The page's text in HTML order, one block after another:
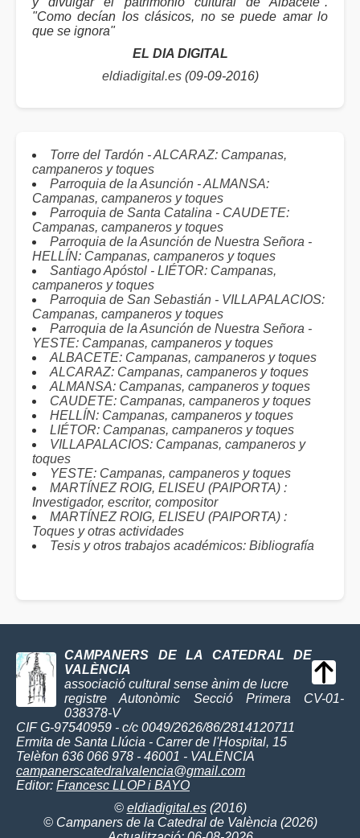
"Como decían los clásicos, no se puede amar lo
que se ignora"
EL DIA DIGITAL
eldiadigital.es(09-09-2016)
Torre del Tardón - ALCARAZ: Campanas,
campaneros y toques
Parroquia de la Asunción - ALMANSA:
Campanas, campaneros y toques
Parroquia de Santa Catalina - CAUDETE:
Campanas, campaneros y toques
Parroquia de la Asunción de Nuestra Señora -
HELLÍN: Campanas, campaneros y toques
Santiago Apóstol - LIÉTOR: Campanas,
campaneros y toques
Parroquia de San Sebastián - VILLAPALACIOS:
Campanas, campaneros y toques
Parroquia de la Asunción de Nuestra Señora -
YESTE: Campanas, campaneros y toques
ALBACETE: Campanas, campaneros y toques
ALCARAZ: Campanas, campaneros y toques
ALMANSA: Campanas, campaneros y toques
CAUDETE: Campanas, campaneros y toques
HELLÍN: Campanas, campaneros y toques
LIÉTOR: Campanas, campaneros y toques
VILLAPALACIOS: Campanas, campaneros y
toques
YESTE: Campanas, campaneros y toques
MARTÍNEZ ROIG, ELISEU (PAIPORTA) :
Investigador, escritor, compositor
MARTÍNEZ ROIG, ELISEU (PAIPORTA) :
Toques y otras actividades
Tesis y otros trabajos académicos: Bibliografía
CAMPANERS DE LA CATEDRAL DE
VALÈNCIA
associació cultural sense ànim de lucre
registre Autonòmic Secció Primera CV-01-
038378-V
CIF G-97540959 - c/c 0049/2626/86/2814120711
Ermita de Santa Llúcia - Carrer de l'Hospital, 15
Telèfon 636 066 978 - 46001 - VALÈNCIA
campanerscatedralvalencia@gmail.com
Editor: Francesc LLOP i BAYO
© eldiadigital.es(2016)
© Campaners de la Catedral de València (2026)